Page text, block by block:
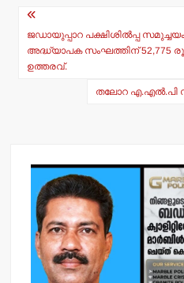
p
p
o
k
Post
navigation
ജഡായുപ്പാറ പക്ഷിശില്‍പ്പ
അദ്ധ്യാപക സംഘത്തിന് 52,775
ഉത്തരവ്.
തലോറ എ.എല്‍.പി